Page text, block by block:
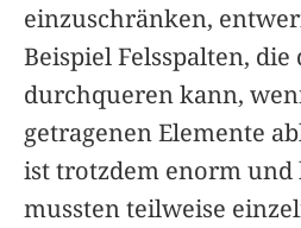
einzuschränken,
Beispiel Felsspalten,
durchqueren kann,
getragenen Elemente
ist trotzdem enorm
mussten teilweise